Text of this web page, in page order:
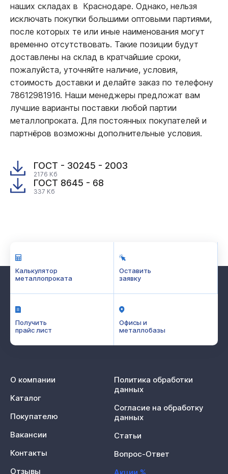
наших складах в Краснодаре. Однако, нельзя
исключать покупки большими оптовыми партиями,
после которых те или иные наименования могут
временно отсутствовать. Такие позиции будут
доставлены на склад в кратчайшие сроки,
пожалуйста, уточняйте наличие, условия,
стоимость доставки и делайте заказ по телефону
78612981916. Наши менеджеры предложат вам
лучшие варианты поставки любой партии
металлопроката. Для постоянных покупателей и
партнёров возможны дополнительные условия.
ГОСТ - 30245 - 2003
2176 Кб
ГОСТ 8645 - 68
337 Кб
Калькулятор
металлопроката
Оставить
заявку
Получить
прайс лист
Офисы и
металлобазы
О компании
Каталог
Покупателю
Вакансии
Контакты
Отзывы
Политика обработки
данных
Согласие на обработку
данных
Статьи
Вопрос-Ответ